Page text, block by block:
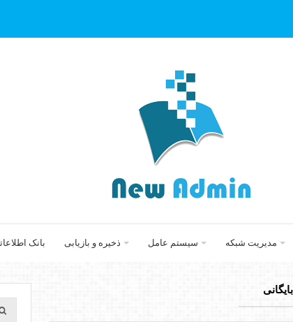
مدیریت شبکه سیستم عامل ذخیره و بازیابی بانک